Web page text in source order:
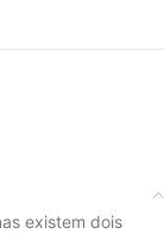
existem dois